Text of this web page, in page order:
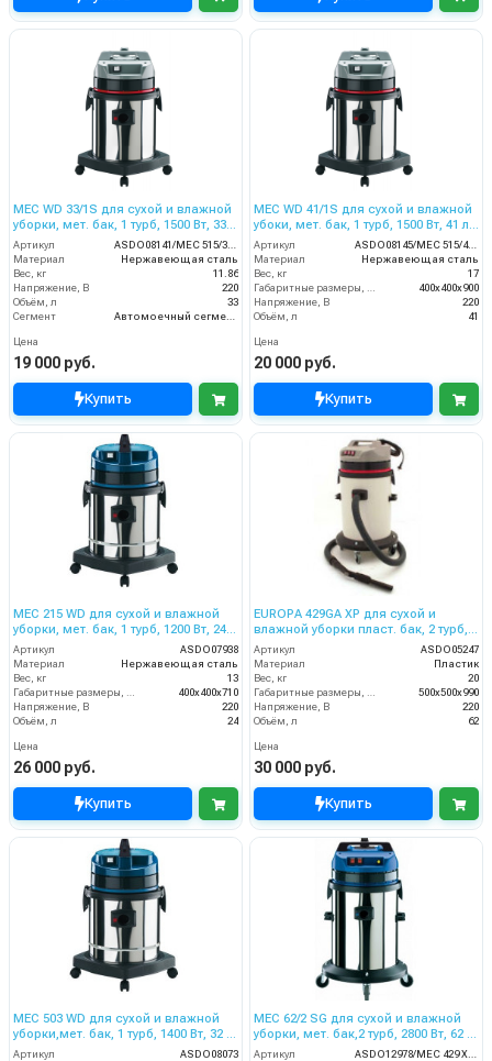
MEC WD 33/1S для сухой и влажной
уборки, мет. бак, 1 турб, 1500 Вт, 33
л.полн. компл.
Артикул
ASDO08141/MEC 515/33 XP
Материал
Нержавеющая сталь
Вес, кг
11.86
Напряжение, В
220
Объём, л
33
Сегмент
Автомоечный сегмент
Цена
19 000 руб.
Купить
MEC WD 41/1S для сухой и влажной
убоки, мет. бак, 1 турб, 1500 Вт, 41 л.
полн. компл.
Артикул
ASDO08145/MEC 515/41 XP
Материал
Нержавеющая сталь
Вес, кг
17
Габаритные размеры, мм
400х400х900
Напряжение, В
220
Объём, л
41
Цена
20 000 руб.
Купить
MEC 215 WD для сухой и влажной
уборки, мет. бак, 1 турб, 1200 Вт, 24
л. полн. компл.
Артикул
ASDO07938
Материал
Нержавеющая сталь
Вес, кг
13
Габаритные размеры, мм
400х400х710
Напряжение, В
220
Объём, л
24
Цена
26 000 руб.
Купить
EUROPA 429GA XP для сухой и
влажной уборки пласт. бак, 2 турб,
2800 Вт, 62 л.
Артикул
ASDO05247
Материал
Пластик
Вес, кг
20
Габаритные размеры, мм
500х500х990
Напряжение, В
220
Объём, л
62
Цена
30 000 руб.
Купить
MEC 503 WD для сухой и влажной
уборки,мет. бак, 1 турб, 1400 Вт, 32 л.
полн. компл.
Артикул
ASDO08073
MEC 62/2 SG для сухой и влажной
уборки, мет. бак,2 турб, 2800 Вт, 62 л.
гараж.компл.
Артикул